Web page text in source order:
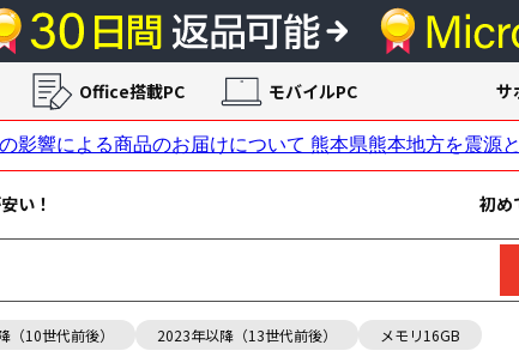
い！ 初め
（10世代前後） 2023年以降（13世代前後） メモリ16GB
Office搭載PC モバイルPC サ